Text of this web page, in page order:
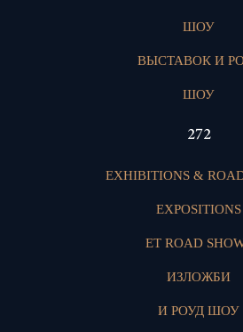
ШОУ
ВЫСТАВОК И
ШОУ
399
EXHIBITIONS &
EXPOSITIONS
ET ROAD
ИЗЛОЖБИ
И РОУД ШОУ